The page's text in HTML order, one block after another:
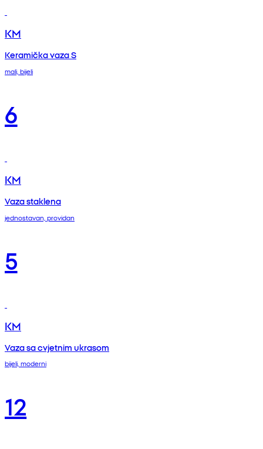
KM
Keramička vaza S
mali, bijeli
6
KM
Vaza staklena
jednostavan, providan
5
KM
Vaza sa cvjetnim ukrasom
bijeli, moderni
12